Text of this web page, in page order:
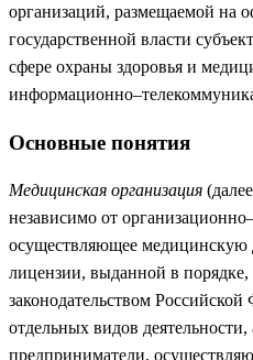
организаций, размещаемой на
государственной власти
сфере охраны здоровья и
Основные понятия
Медицинская организация
независимо от
осуществляющее медицинскую
лицензии, выданной в порядке,
законодательством
отдельных видов
предприниматели,